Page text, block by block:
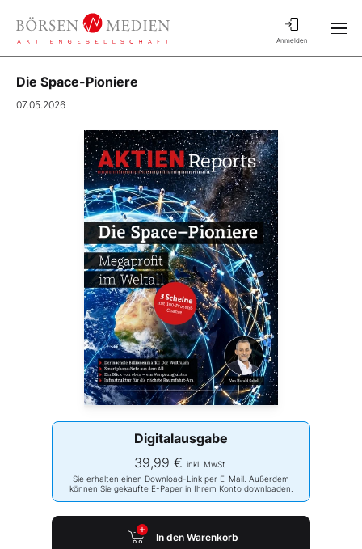
Anmelden
Die Space-Pioniere
07.05.2026
Digitalausgabe
39,99 € inkl. MwSt.
Sie erhalten einen Download-Link per E-Mail. Außerdem
können Sie gekaufte E-Paper in Ihrem Konto downloaden.
In den Warenkorb